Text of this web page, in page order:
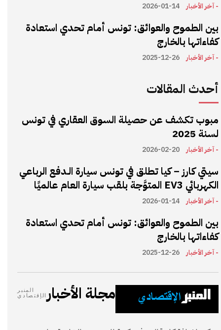
- آخر الأخبار 2026-01-14
بين الطموح والعوائق: تونس أمام تحدي استعادة
كفاءاتها بالخارج
- آخر الأخبار 2025-12-26
أحدث المقالات
مبوب تكشف عن حصيلة السوق العقاري في تونس
لسنة 2025
- آخر الأخبار 2026-02-20
سيتي كارز – كيا تطلق في تونس سيارة الـدفع الرباعي
الكهربائي EV3 المتوَّجة بلقب سيارة العام عالميًا
- آخر الأخبار 2026-01-14
بين الطموح والعوائق: تونس أمام تحدي استعادة
كفاءاتها بالخارج
- آخر الأخبار 2025-12-26
مجلة الأخبار
المنبر
الإقتصادي